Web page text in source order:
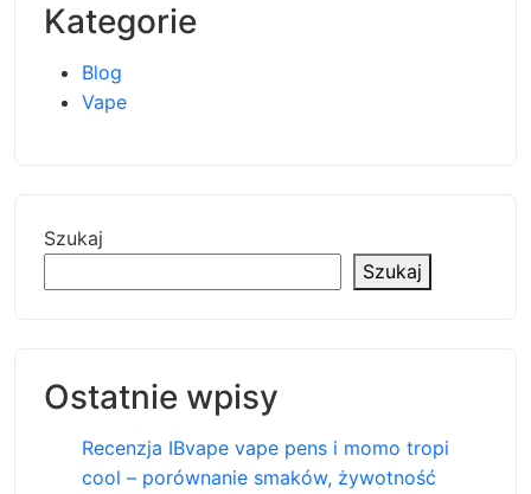
Kategorie
Blog
Vape
Szukaj
Szukaj
Ostatnie wpisy
Recenzja IBvape vape pens i momo tropi
cool – porównanie smaków, żywotność